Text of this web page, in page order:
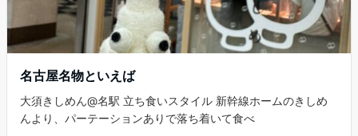
名古屋名物といえば
大須きしめん@名駅 立ち食いスタイル 新幹線ホームのきしめ
んより、パーテーションありで落ち着いて食べ